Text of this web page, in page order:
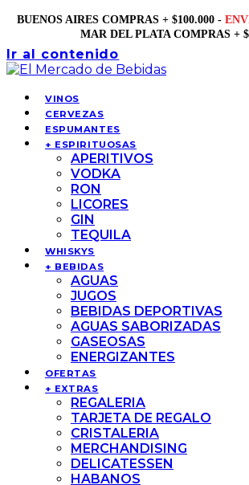
BUENOS AIRES COMPRAS + $100.000 -
MAR DEL PLATA COMPRAS +
Ir al contenido
VINOS
CERVEZAS
ESPUMANTES
+ ESPIRITUOSAS
APERITIVOS
VODKA
RON
LICORES
GIN
TEQUILA
WHISKYS
+ BEBIDAS
AGUAS
JUGOS
BEBIDAS DEPORTIVAS
AGUAS SABORIZADAS
GASEOSAS
ENERGIZANTES
OFERTAS
+ EXTRAS
REGALERIA
TARJETA DE REGALO
CRISTALERIA
MERCHANDISING
DELICATESSEN
HABANOS